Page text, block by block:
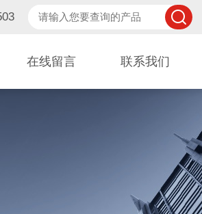
在线留言 联系我们